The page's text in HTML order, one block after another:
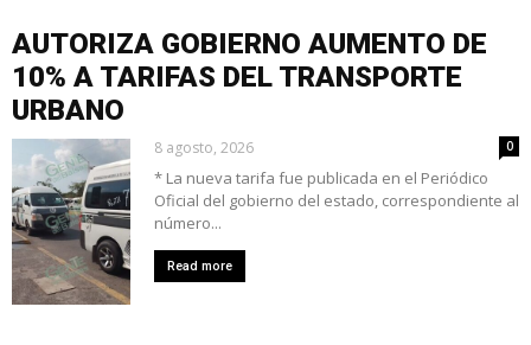
AUTORIZA GOBIERNO AUMENTO DE
10% A TARIFAS DEL TRANSPORTE
URBANO
8 agosto, 2026 0
* La nueva tarifa fue publicada en el Periódico
Oficial del gobierno del estado, correspondiente al
número...
Read more